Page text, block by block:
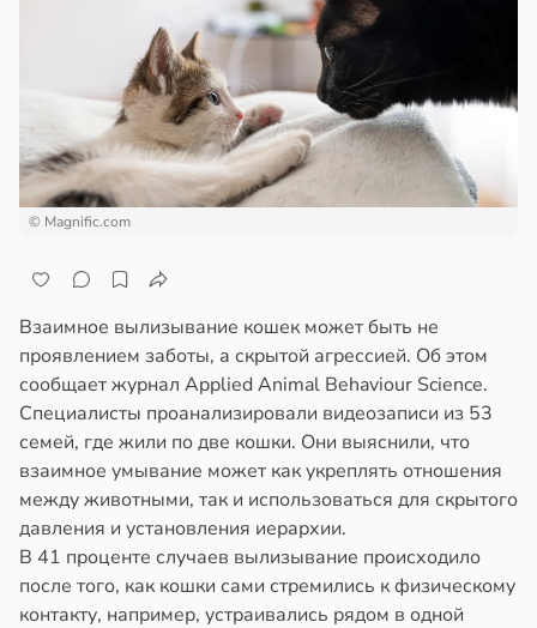
20:58
в19:27
© Magnific.com
Взаимное вылизывание кошек может быть не
проявлением заботы, а скрытой агрессией. Об этом
сообщает журнал Applied Animal Behaviour Science.
Специалисты проанализировали видеозаписи из 53
семей, где жили по две кошки. Они выяснили, что
взаимное умывание может как укреплять отношения
между животными, так и использоваться для скрытого
давления и установления иерархии.
В 41 проценте случаев вылизывание происходило
после того, как кошки сами стремились к физическому
контакту, например, устраивались рядом в одной
19:25
19:22